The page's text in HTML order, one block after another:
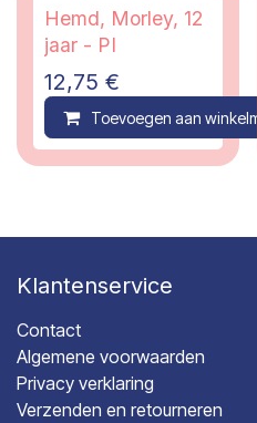
Hemd, Morley, 12
jaar - PI
12,75 €
Toevoegen aan
Klantenservice
Contact
Algemene voorwaarden
Privacy verklaring
Verzenden en retourneren